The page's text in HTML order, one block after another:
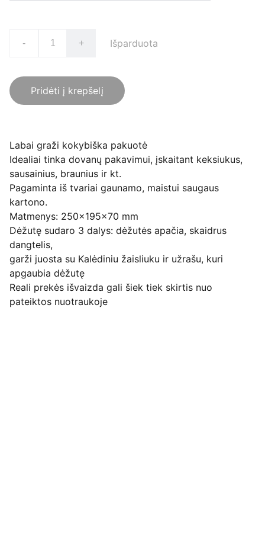
- + Išparduota
Pridėti į krepšelį
Labai graži kokybiška pakuotė
Idealiai tinka dovanų pakavimui, įskaitant keksiukus,
sausainius, braunius ir kt.
Pagaminta iš tvariai gaunamo, maistui saugaus
kartono.
Matmenys: 250x195x70 mm
Dėžutę sudaro 3 dalys: dėžutės apačia, skaidrus
dangtelis,
garži juosta su Kalėdiniu žaisliuku ir užrašu, kuri
apgaubia dėžutę
Reali prekės išvaizda gali šiek tiek skirtis nuo
pateiktos nuotraukoje